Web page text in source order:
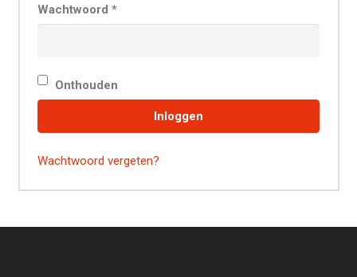
Wachtwoord *
Onthouden
Inloggen
Wachtwoord vergeten?